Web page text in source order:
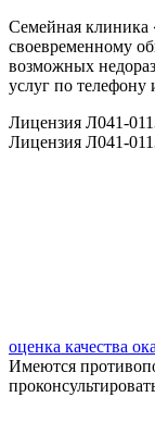
Семейная
своевременному
возможных
услуг по телефону
Лицензия Л041-
Лицензия Л041-
оценка качества
Имеются